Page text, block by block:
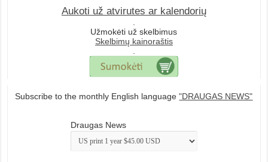
Aukoti už atvirutes ar kalendorių
Užmokėti už skelbimus
Skelbimų kainoraštis
Subscribe to the monthly English language"DRAUGAS NEWS"
Draugas News